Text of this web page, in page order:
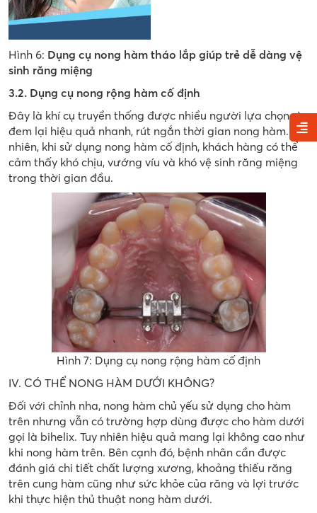
Hình 6: Dụng cụ nong hàm tháo lắp giúp trẻ dễ dàng vệ
sinh răng miệng
3.2. Dụng cụ nong rộng hàm cố định
Đây là khí cụ truyền thống được nhiều người lựa chọn vì
đem lại hiệu quả nhanh, rút ngắn thời gian nong hàm. Tuy
nhiên, khi sử dụng nong hàm cố định, khách hàng có thể
cảm thấy khó chịu, vướng víu và khó vệ sinh răng miệng
trong thời gian đầu.
Hình 7: Dụng cụ nong rộng hàm cố định
IV. CÓ THỂ NONG HÀM DƯỚI KHÔNG?
Đối với chỉnh nha, nong hàm chủ yếu sử dụng cho hàm
trên nhưng vẫn có trường hợp dùng được cho hàm dưới
gọi là bihelix. Tuy nhiên hiệu quả mang lại không cao như
khi nong hàm trên. Bên cạnh đó, bệnh nhân cần được
đánh giá chi tiết chất lượng xương, khoảng thiếu răng
trên cung hàm cũng như sức khỏe của răng và lợi trước
khi thực hiện thủ thuật nong hàm dưới.